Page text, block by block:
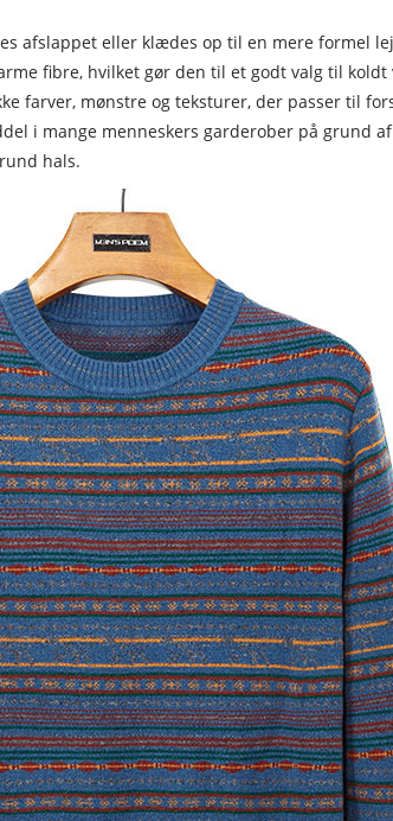
afslappet eller klædes op til en mere formel
fibre, hvilket gør den til et godt valg til
farver, mønstre og teksturer, der passer til
i mange menneskers garderober på grund
hals.